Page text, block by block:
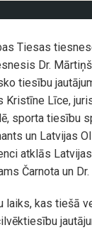
Tiesas
Dr.
tiesību
Līce,
sporta tiesību
un Latvijas
atklās
Čarnota un
laiks, kas tiešā